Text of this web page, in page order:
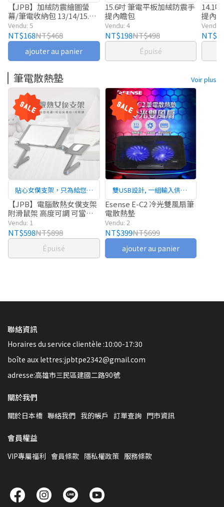
【JPB】加絨防震繪圖螢
幕/筆電收納包 13/14/15.6
吋
Vendu: 5
NT$168NT$468
ajouter au panier
身
15.6吋 筆電平板加絨防震手
提內瞻包
Vendu: 4
NT$198NT$498
Épuisé
14.1
提內
Vendu:
筆電散熱墊 Voir plus
貼心女僕支架，只為給您舒
適角度
【JPB】電腦散熱女僕支架
附滑鼠架 高度可調 可當床
邊桌 可收納
Vendu: 1
NT$598NT$898
Épuisé
雙USB設計, 一組輸入供電,
一組接其他裝置
Esense E-C2 冷光雙風扇筆
電散熱墊
Vendu: 2
NT$399NT$699
ajouter au panier
聯絡資訊
Horaires du service clientèle :10:00-17:30
boîte aux lettres:jpbtpe2342@gmail.com
adresse:高雄市三民區建國二路90號
關於我們
關於日本橋 聯絡我們 我的帳戶 訂單查詢 門市資訊
會員權益
VIP專屬福利 會員條款 隱私權政策 服務條款